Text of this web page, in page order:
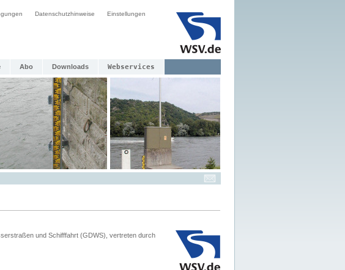
Datenschutzhinweise Einstellungen
Abo Downloads Webservices
und Schifffahrt (GDWS), vertreten durch